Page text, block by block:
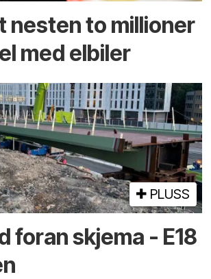
nesten to millioner
med elbiler
PLUSS
foran skjema - E18